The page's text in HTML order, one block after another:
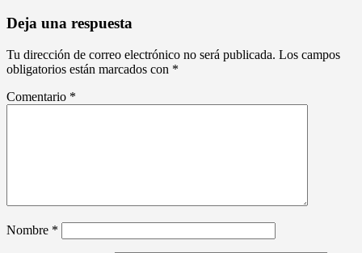
Deja una respuesta
Tu dirección de correo electrónico no será publicada. Los campos
obligatorios están marcados con *
Comentario *
Nombre *